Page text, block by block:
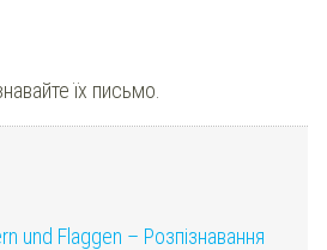
їх письмо.
und Flaggen – Розпізнавання